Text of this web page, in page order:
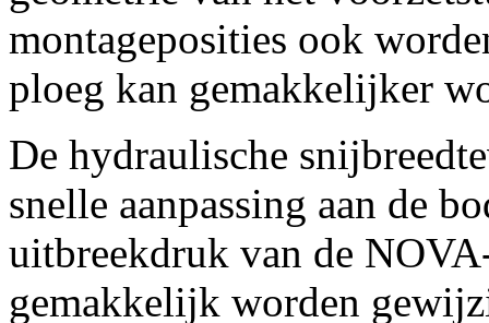
montageposities ook
ploeg kan gemakkelijker
De hydraulische
snelle aanpassing aan de
uitbreekdruk van de
gemakkelijk worden